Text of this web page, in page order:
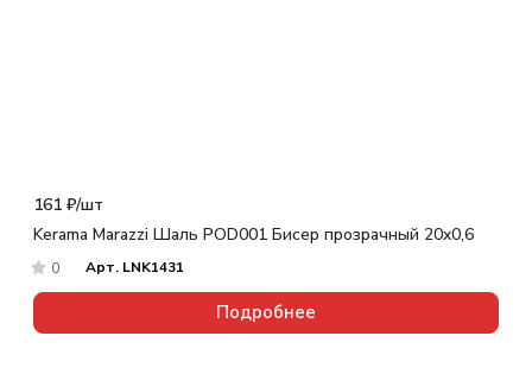
161 ₽/шт
Kerama Marazzi Шаль POD001 Бисер прозрачный 20x0,6
0 Арт. LNK1431
Подробнее